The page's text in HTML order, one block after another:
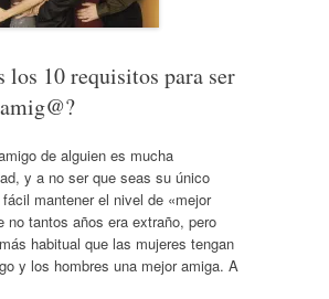
los 10 requisitos para ser
de alguien es mucha
y a no ser que seas su único
mantener el nivel de «mejor
no tantos años era extraño, pero
habitual que las mujeres tengan
y los hombres una mejor amiga. A